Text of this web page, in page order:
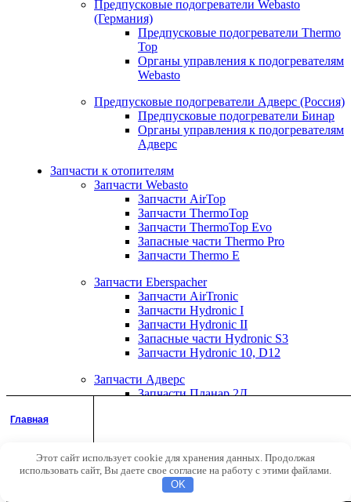
Главная
Аккаунт
Поиск
Предпусковые подогреватели Webasto
(Германия)
Предпусковые подогреватели Thermo
Top
Органы управления к подогревателям
Webasto
Предпусковые подогреватели Адверс (Россия)
Предпусковые подогреватели Бинар
Органы управления к подогревателям
Адверс
Запчасти к отопителям
Запчасти Webasto
Запчасти AirTop
Запчасти ThermoTop
Запчасти ThermoTop Evo
Запасные части Thermo Pro
Запчасти Thermo E
Запчасти Eberspacher
Запчасти AirTronic
Запчасти Hydronic I
Запчасти Hydronic II
Запасные части Hydronic S3
Запчасти Hydronic 10, D12
Запчасти Адверс
Запчасти Планар 2Д
Комплектующие для установки отопителей
Этот сайт использует cookie для хранения данных. Продолжая
использовать сайт, Вы даете свое согласие на работу с этими файлами.
OK